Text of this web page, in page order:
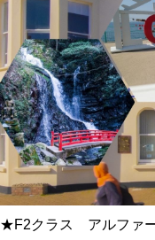
★F2クラス　アルファ